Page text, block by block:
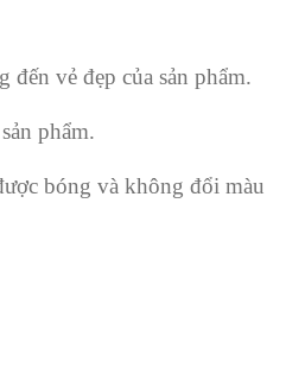
vẻ đẹp của sản phẩm.
phẩm.
bóng và không đổi màu